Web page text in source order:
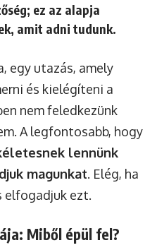
ez az alapja
amit adni tudunk.
egy utazás, amely
és kielégíteni a
nem feledkezünk
A legfontosabb, hogy
lennünk
magunkat. Elég, ha
elfogadjuk ezt.
Miből épül fel?